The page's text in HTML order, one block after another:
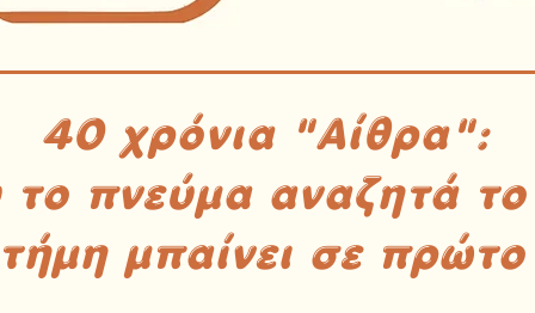
40 χρόνια "Αίθρα":
το πνεύμα αναζητά
μπαίνει σε